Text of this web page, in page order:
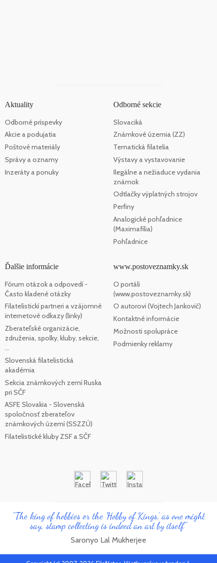
Aktuality
Odborné príspevky
Akcie a podujatia
Poštové materiály
Správy a oznamy
Inzeráty a ponuky
Odborné sekcie
Slovaciká
Známkové územia (ZZ)
Tematická filatelia
Výstavy a vystavovanie
Ilegálne a nežiaduce vydania
známok
Odtlačky výplatných strojov
Perfiny
Analogické pohľadnice
(Maximafília)
Pohľadnice
Ďalšie informácie
Fórum otázok a odpovedí -
Často kladené otázky
Filatelistickí partneri a vzájomné
internetové odkazy (linky)
Zberateľské organizácie,
združenia, spolky, kluby, sekcie,
...
Slovenská filatelistická
akadémia
Sekcia známkových zemí Ruska
pri SČF
ASFE Slovakia - Slovenská
spoločnosť zberateľov
známkových území (SSZZÚ)
Filatelistické kluby ZSF a SČF
www.postoveznamky.sk
O portáli
(www.postoveznamky.sk)
O autorovi (Vojtech Jankovič)
Kontaktné informácie
Možnosti spolupráce
Podmienky reklamy
"The king of hobbies or the 'Hobby of Kings', as one might
say, stamp collecting is indeed an art by itself"
Saronyo Lal Mukherjee